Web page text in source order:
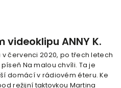
videoklipu ANNY K.
v červenci 2020, po třech letech
Na malou chvíli. Ta je
domácí v rádiovém éteru. Ke
režijní taktovkou Martina